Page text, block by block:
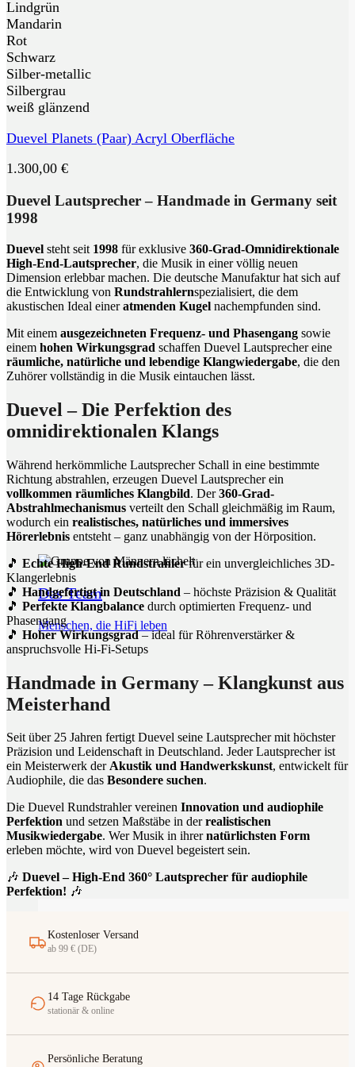
Das Team
Menschen, die HiFi leben
Lindgrün
Mandarin
Rot
Schwarz
Silber-metallic
Silbergrau
weiß glänzend
Duevel Planets (Paar) Acryl Oberfläche
1.300,00 €
Duevel Lautsprecher – Handmade in Germany seit
1998
Duevel steht seit 1998 für exklusive 360-Grad-Omnidirektionale
High-End-Lautsprecher, die Musik in einer völlig neuen
Dimension erlebbar machen. Die deutsche Manufaktur hat sich auf
die Entwicklung von Rundstrahlernspezialisiert, die dem
akustischen Ideal eineratmenden Kugel nachempfunden sind.
Mit einem ausgezeichneten Frequenz- und Phasengang sowie
einem hohen Wirkungsgrad schaffen Duevel Lautsprecher eine
räumliche, natürliche und lebendige Klangwiedergabe, die den
Zuhörer vollständig in die Musik eintauchen lässt.
Duevel – Die Perfektion des
omnidirektionalen Klangs
Während herkömmliche Lautsprecher Schall in eine bestimmte
Richtung abstrahlen, erzeugen Duevel Lautsprecher ein
vollkommen räumliches Klangbild. Der360-Grad-
Abstrahlmechanismus verteilt den Schall gleichmäßig im Raum,
wodurch ein realistisches, natürliches und immersives
Hörerlebnis entsteht – ganz unabhängig von der Hörposition.
🎵 Echte High-End Rundstrahlerfür ein unvergleichliches 3D-
Klangerlebnis
🎵 Handgefertigt in Deutschland – höchste Präzision & Qualität
🎵 Perfekte Klangbalance durch optimierten Frequenz- und
Phasengang
🎵 Hoher Wirkungsgrad– ideal für Röhrenverstärker &
anspruchsvolle Hi-Fi-Setups
Handmade in Germany – Klangkunst aus
Meisterhand
Seit über 25 Jahren fertigt Duevel seine Lautsprecher mit höchster
Präzision und Leidenschaft in Deutschland. Jeder Lautsprecher ist
ein Meisterwerk derAkustik und Handwerkskunst, entwickelt für
Audiophile, die das Besondere suchen.
Die Duevel Rundstrahler vereinen Innovation und audiophile
Perfektion und setzen Maßstäbe in derrealistischen
Musikwiedergabe. Wer Musik in ihrernatürlichsten Form
erleben möchte, wird von Duevel begeistert sein.
🎶 Duevel – High-End 360° Lautsprecher für audiophile
Perfektion! 🎶
Kostenloser Versand
ab 99 € (DE)
14 Tage Rückgabe
stationär & online
Persönliche Beratung